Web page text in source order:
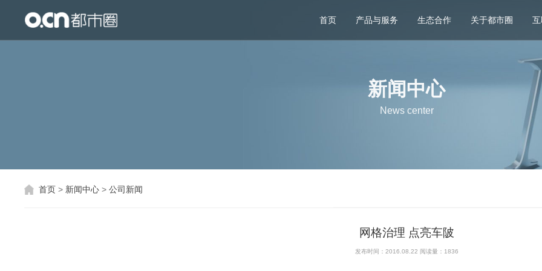
首页 产品与服务 生态合作 关于都市圈
新闻中心
News center
首页 > 新闻中心 > 公司新闻
网格治理 点亮车陂
发布时间：2016.08.22 阅读量： 1836